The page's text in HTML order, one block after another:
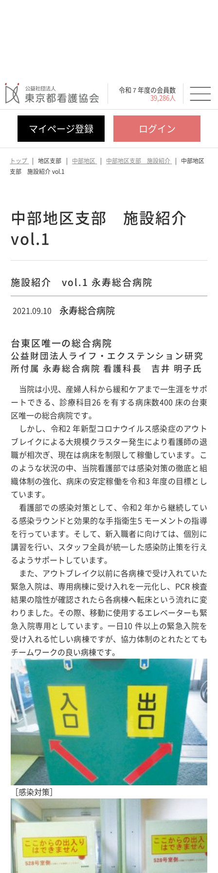
令和７年度の会員数
39,286人
マイページ登録 ログイン
トップ 地区支部 中部地区 中部地区支部 施設紹介
中部地区
支部 施設紹介 vol.1
中部地区支部 施設紹介
vol.1
施設紹介 vol.1 永寿総合病院
2021.09.10 永寿総合病院
台東区唯一の総合病院
公益財団法人ライフ・エクステンション研究
所付属 永寿総合病院 看護科長 吉井 明子氏
当院は小児、産婦人科から緩和ケアまで一生涯をサポ
ートできる、診療科目26 を有する病床数400 床の台東
区唯一の総合病院です。
しかし、令和2 年新型コロナウイルス感染症のアウト
ブレイクによる大規模クラスター発生により看護師の退
職が相次ぎ、現在は病床を制限して稼働しています。こ
のような状況の中、当院看護部では感染対策の徹底と組
織体制の強化、病床の安定稼働を令和3 年度の目標とし
ています。
看護部での感染対策として、令和2 年から継続してい
る感染ラウンドと効果的な手指衛生5 モーメントの指導
を行っています。そして、新入職者に向けては、個別に
講習を行い、スタッフ全員が統一した感染防止策を行え
るようサポートしています。
また、アウトブレイク以前に各病棟で受け入れていた
緊急入院は、専用病棟に受け入れを一元化し、PCR 検査
結果の陰性が確認されたら各病棟へ転床という流れに変
わりました。その際、移動に使用するエレベーターも緊
急入院専用としています。一日10 件以上の緊急入院を
受け入れる忙しい病棟ですが、協力体制のとれたとても
チームワークの良い病棟です。
［感染対策］